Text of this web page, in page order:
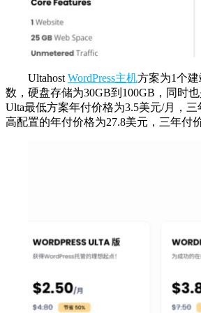
UltahostWordPress主机方案为1个
数，硬盘存储为30GB到100GB，同时
Ulta最低方案年付价格为3.5美元/月，
高配置的年付价格为27.8美元，三年付